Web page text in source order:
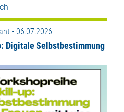
• 06.07.2026
Digitale Selbstbestimmung